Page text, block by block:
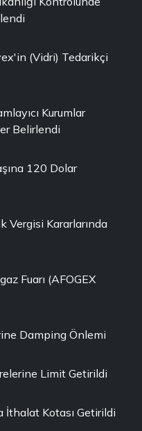
(Vidri) Tedarikçi
Kurumlar
Belirlendi
120 Dolar
Vergisi Kararlarında
Fuarı (AFOGEX
Damping Önlemi
Limit Getirildi
İthalat Kotası Getirildi